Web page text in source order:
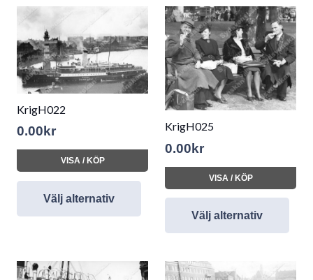
KrigH022
0.00 kr
VISA / KÖP
Välj alternativ
KrigH025
0.00 kr
VISA / KÖP
Välj alternativ